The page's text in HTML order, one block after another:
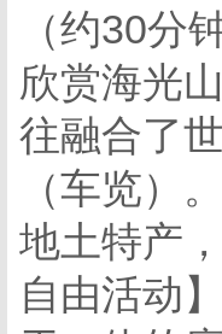
（约30分
欣赏海光
往融合了
（车览）
地土特产
自由活动